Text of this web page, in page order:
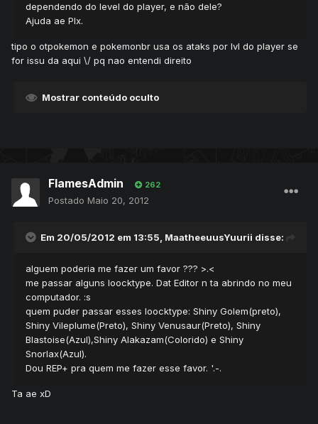
dependendo do level do player, e não dele?
Ajuda ae Plx.
tipo o otpokemon e pokemonbr usa os ataks por lvl do player se
for issu da aqui \/ pq nao entendi direito
Mostrar conteúdo oculto
FlamesAdmin 262
Postado Maio 20, 2012
Em 20/05/2012 em 13:55, MaatheeuusYuurii disse:
alguem poderia me fazer um favor ??? >.<
me passar alguns loocktype. Dat Editor n ta abrindo no meu
computador. :s
quem puder passar esses loocktype: Shiny Golem(preto),
Shiny Vileplume(Preto), Shiny Venusaur(Preto), Shiny
Blastoise(Azul),Shiny Alakazam(Colorido) e Shiny
Snorlax(Azul).
Dou REP+ pra quem me fazer esse favor. '.-.
Ta ae xD